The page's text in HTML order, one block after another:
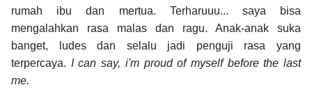
rumah ibu dan mertua. Terharuuu... saya bisa
mengalahkan rasa malas dan ragu. Anak-anak suka
banget, ludes dan selalu jadi penguji rasa yang
terpercaya. I can say, i'm proud of myself before the last
me.